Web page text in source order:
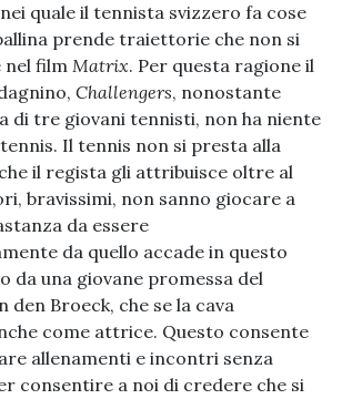
quale il tennista svizzero fa cose
prende traiettorie che non si
nel film Matrix. Per questa ragione il
Challengers, nonostante
di tre giovani tennisti, non ha niente
Il tennis non si presta alla
il regista gli attribuisce oltre al
bravissimi, non sanno giocare a
da essere
da quello accade in questo
una giovane promessa del
den Broeck, che se la cava
come attrice. Questo consente
allenamenti e incontri senza
consentire a noi di credere che si